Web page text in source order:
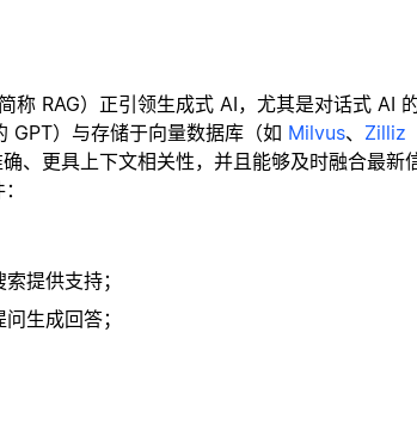
RAG）正引领生成式 AI，尤其是对话式 AI
GPT）与存储于向量数据库（如 Milvus、 Zilliz
、更具上下文相关性，并且能够及时融合最新
提供支持；
生成回答；